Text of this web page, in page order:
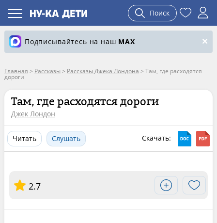
Поиск
Подписывайтесь на наш MAX
Главная > Рассказы > Рассказы Джека Лондона > Там, где расходятся
дороги
Там, где расходятся дороги
Джек Лондон
Читать Слушать Скачать:
2.7